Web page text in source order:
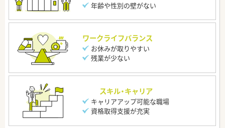
年齢や性別の壁がない
ワークライフバランス
お休みが取りやすい
残業が少ない
スキル・キャリア
キャリアアップ可能な職場
資格取得支援が充実